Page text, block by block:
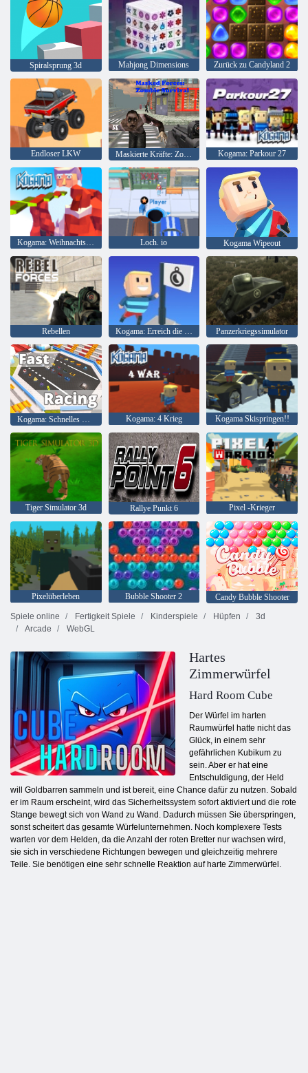
Spiralsprung 3d Mahjong Dimensions Zurück zu Candyland 2
Endloser LKW Maskierte Kräfte: Zombie-Überleben Kogama: Parkour 27
Loch. io Kogama Wipeout
Rebellen Panzerkriegssimulator
Kogama: Schnelles Rennen Kogama: 4 Krieg Kogama Skispringen!!
Tiger Simulator 3d Rallye Punkt 6 Pixel -Krieger
Pixelüberleben Bubble Shooter 2
Candy Bubble Shooter
Spiele online
Fertigkeit Spiele Kinderspiele Hüpfen
3d
Arcade
WebGL
Hartes
Zimmerwürfel
Hard Room Cube
Der Würfel im harten
Raumwürfel hatte nicht das
Glück, in einem sehr
gefährlichen Kubikum zu
sein. Aber er hat eine
Entschuldigung, der Held
will Goldbarren sammeln und ist bereit, eine Chance dafür zu nutzen. Sobald
er im Raum erscheint, wird das Sicherheitssystem sofort aktiviert und die rote
Stange bewegt sich von Wand zu Wand. Dadurch müssen Sie überspringen,
sonst scheitert das gesamte Würfelunternehmen. Noch komplexere Tests
warten vor dem Helden, da die Anzahl der roten Bretter nur wachsen wird,
sie sich in verschiedene Richtungen bewegen und gleichzeitig mehrere
Teile. Sie benötigen eine sehr schnelle Reaktion auf harte Zimmerwürfel.